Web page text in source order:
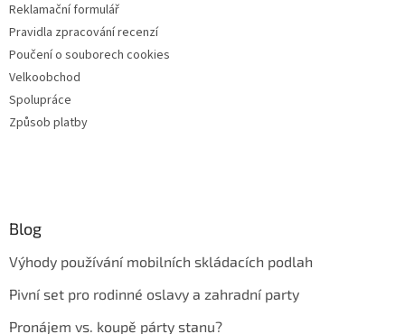
Reklamační formulář
Pravidla zpracování recenzí
Poučení o souborech cookies
Velkoobchod
Spolupráce
Způsob platby
Blog
Výhody používání mobilních skládacích podlah
Pivní set pro rodinné oslavy a zahradní party
Pronájem vs. koupě párty stanu?